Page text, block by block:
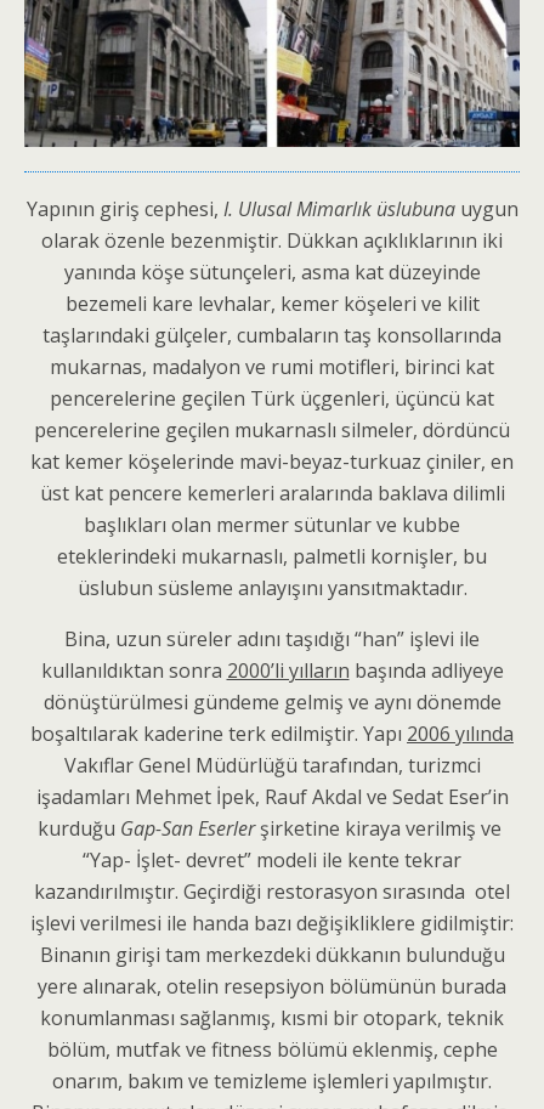
Yapının giriş cephesi, I. Ulusal Mimarlık üslubunauygun
olarak özenle bezenmiştir. Dükkan açıklıklarının iki
yanında köşe sütunçeleri, asma kat düzeyinde
bezemeli kare levhalar, kemer köşeleri ve kilit
taşlarındaki gülçeler, cumbaların taş konsollarında
mukarnas, madalyon ve rumi motifleri, birinci kat
pencerelerine geçilen Türk üçgenleri, üçüncü kat
pencerelerine geçilen mukarnaslı silmeler, dördüncü
kat kemer köşelerinde mavi-beyaz-turkuaz çiniler, en
üst kat pencere kemerleri aralarında baklava dilimli
başlıkları olan mermer sütunlar ve kubbe
eteklerindeki mukarnaslı, palmetli kornişler, bu
üslubun süsleme anlayışını yansıtmaktadır.
Bina, uzun süreler adını taşıdığı “han” işlevi ile
kullanıldıktan sonra 2000’li yılların başında adliyeye
dönüştürülmesi gündeme gelmiş ve aynı dönemde
boşaltılarak kaderine terk edilmiştir. Yapı 2006 yılında
Vakıflar Genel Müdürlüğü tarafından, turizmci
işadamları Mehmet İpek, Rauf Akdal ve Sedat Eser’in
kurduğu Gap-San Eserlerşirketine kiraya verilmiş ve
“Yap- İşlet- devret” modeli ile kente tekrar
kazandırılmıştır. Geçirdiği restorasyon sırasında otel
işlevi verilmesi ile handa bazı değişikliklere gidilmiştir:
Binanın girişi tam merkezdeki dükkanın bulunduğu
yere alınarak, otelin resepsiyon bölümünün burada
konumlanması sağlanmış, kısmi bir otopark, teknik
bölüm, mutfak ve fitness bölümü eklenmiş, cephe
onarım, bakım ve temizleme işlemleri yapılmıştır.